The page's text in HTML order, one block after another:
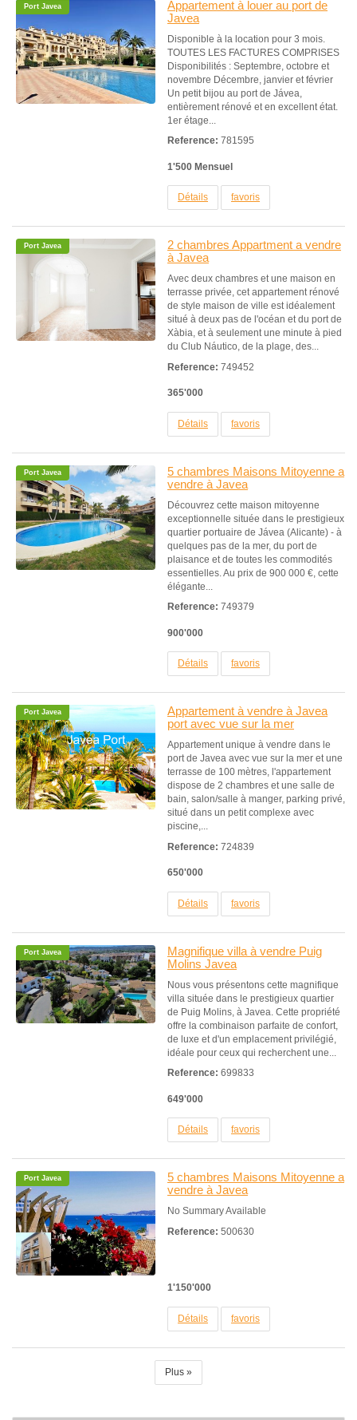
Port Javea
Appartement à louer au port de
Javea
Disponible à la location pour 3 mois.
TOUTES LES FACTURES COMPRISES
Disponibilités : Septembre, octobre et
novembre Décembre, janvier et février
Un petit bijou au port de Jávea,
entièrement rénové et en excellent état.
1er étage...
Reference: 781595
1'500 Mensuel
Détails favoris
Port Javea
2 chambres Appartment a vendre
à Javea
Avec deux chambres et une maison en
terrasse privée, cet appartement rénové
de style maison de ville est idéalement
situé à deux pas de l'océan et du port de
Xàbia, et à seulement une minute à pied
du Club Náutico, de la plage, des...
Reference: 749452
365'000
Détails favoris
Port Javea
5 chambres Maisons Mitoyenne a
vendre à Javea
Découvrez cette maison mitoyenne
exceptionnelle située dans le prestigieux
quartier portuaire de Jávea (Alicante) - à
quelques pas de la mer, du port de
plaisance et de toutes les commodités
essentielles. Au prix de 900 000 €, cette
élégante...
Reference: 749379
900'000
Détails favoris
Port Javea
Appartement à vendre à Javea
port avec vue sur la mer
Appartement unique à vendre dans le
port de Javea avec vue sur la mer et une
terrasse de 100 mètres, l'appartement
dispose de 2 chambres et une salle de
bain, salon/salle à manger, parking privé,
situé dans un petit complexe avec
piscine,...
Reference: 724839
650'000
Détails favoris
Port Javea
Magnifique villa à vendre Puig
Molins Javea
Nous vous présentons cette magnifique
villa située dans le prestigieux quartier
de Puig Molins, à Javea. Cette propriété
offre la combinaison parfaite de confort,
de luxe et d'un emplacement privilégié,
idéale pour ceux qui recherchent une...
Reference: 699833
649'000
Détails favoris
Port Javea
5 chambres Maisons Mitoyenne a
vendre à Javea
No Summary Available
Reference: 500630
1'150'000
Détails favoris
Plus »